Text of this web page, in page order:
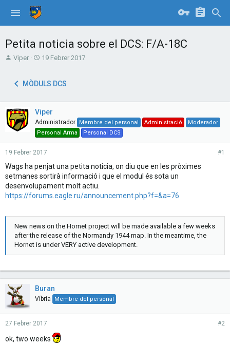
Petita noticia sobre el DCS: F/A-18C
T
e
d
s
t
a
t
r
Viper
S
r
d
a
t
e
19 Febrer 2017
MÒDULS DCS
Viper
Administrador Membre del personal Administració
Moderador
Personal Arma
Personal DCS
19 Febrer 2017 #1
Wags ha penjat una petita noticia, on diu que en les pròximes
setmanes sortirà informació i que el modul és sota un
desenvolupament molt actiu.
https://forums.eagle.ru/announcement.php?f=&a=76
New news on the Hornet project will be made available a few weeks
after the release of the Normandy 1944 map. In the meantime, the
Hornet is under VERY active development.
Buran
Víbria Membre del personal
27 Febrer 2017 #2
ok, two weeks